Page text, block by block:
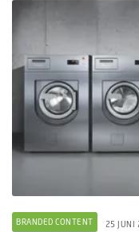
BRANDED CONTENT 25 JUNI